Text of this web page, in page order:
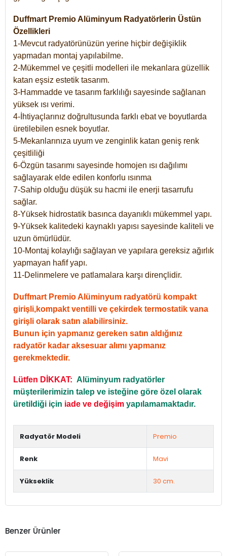
Duffmart Premio Alüminyum Radyatörlerin Üstün
Özellikleri
1-Mevcut radyatörünüzün yerine hiçbir değişiklik
yapmadan montaj yapılabilme.
2-Mükemmel ve çeşitli modelleri ile mekanlara güzellik
katan eşsiz estetik tasarım.
3-Hammadde ve tasarım farklılığı sayesinde sağlanan
yüksek ısı verimi.
4-İhtiyaçlarınız doğrultusunda farklı ebat ve boyutlarda
üretilebilen esnek boyutlar.
5-Mekanlarınıza uyum ve zenginlik katan geniş renk
çeşitliliği
6-Özgün tasarımı sayesinde homojen ısı dağılımı
sağlayarak elde edilen konforlu ısınma
7-Sahip olduğu düşük su hacmi ile enerji tasarrufu
sağlar.
8-Yüksek hidrostatik basınca dayanıklı mükemmel yapı.
9-Yüksek kalitedeki kaynaklı yapısı sayesinde kaliteli ve
uzun ömürlüdür.
10-Montaj kolaylığı sağlayan ve yapılara gereksiz ağırlık
yapmayan hafif yapı.
11-Delinmelere ve patlamalara karşı dirençlidir.
Duffmart Premio Alüminyum radyatörü kompakt
girişli,kompakt ventilli ve çekirdek termostatik vana
girişli olarak satın alabilirsiniz.
Bunun için yapmanız gereken satın aldığınız
radyatör kadar aksesuar alımı yapmanız
gerekmektedir.
Lütfen DİKKAT: Alüminyum radyatörler
müşterilerimizin talep ve isteğine göre özel olarak
üretildiği için iade ve değişim yapılamamaktadır.
Radyatör Modeli Premio
Renk Mavi
Yükseklik 30 cm.
Benzer Ürünler